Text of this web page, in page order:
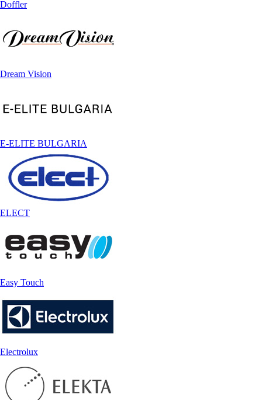
Doffler
Dream Vision
E-ELITE BULGARIA
ELECT
Easy Touch
Electrolux